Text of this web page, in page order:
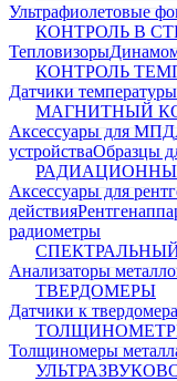
Ультрафиолетовые
КОНТРОЛЬ В
Тепловизоры
КОНТРОЛЬ
Датчики температуры
МАГНИТНЫЙ
Аксессуары для МПД
устройстваОбразцы
Аксессуары для
действия
радиометры
Анализаторы
ТВЕРДОМЕРЫ
Датчики к
Толщиномеры